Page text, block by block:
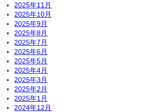
2025年11月
2025年10月
2025年9月
2025年8月
2025年7月
2025年6月
2025年5月
2025年4月
2025年3月
2025年2月
2025年1月
2024年12月